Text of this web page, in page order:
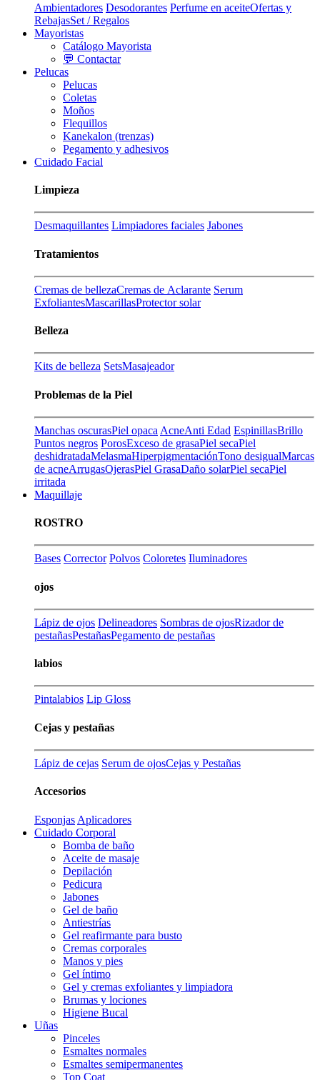
Ambientadores Desodorantes Perfume en aceiteOfertas y
RebajasSet / Regalos
Mayoristas
Catálogo Mayorista
💬 Contactar
Pelucas
Pelucas
Coletas
Moños
Flequillos
Kanekalon (trenzas)
Pegamento y adhesivos
Cuidado Facial
Limpieza
Desmaquillantes Limpiadores faciales Jabones
Tratamientos
Cremas de bellezaCremas de Aclarante Serum
ExfoliantesMascarillasProtector solar
Belleza
Kits de belleza SetsMasajeador
Problemas de la Piel
Manchas oscurasPiel opaca AcneAnti Edad EspinillasBrillo
Puntos negros PorosExceso de grasaPiel secaPiel
deshidratadaMelasmaHiperpigmentaciónTono desigualMarcas
de acneArrugasOjerasPiel GrasaDaño solarPiel secaPiel
irritada
Maquillaje
ROSTRO
Bases Corrector Polvos Coloretes Iluminadores
ojos
Lápiz de ojos Delineadores Sombras de ojosRizador de
pestañasPestañasPegamento de pestañas
labios
Pintalabios Lip Gloss
Cejas y pestañas
Lápiz de cejas Serum de ojosCejas y Pestañas
Accesorios
Esponjas Aplicadores
Cuidado Corporal
Bomba de baño
Aceite de masaje
Depilación
Pedicura
Jabones
Gel de baño
Antiestrías
Gel reafirmante para busto
Cremas corporales
Manos y pies
Gel íntimo
Gel y cremas exfoliantes y limpiadora
Brumas y lociones
Higiene Bucal
Uñas
Pinceles
Esmaltes normales
Esmaltes semipermanentes
Top Coat